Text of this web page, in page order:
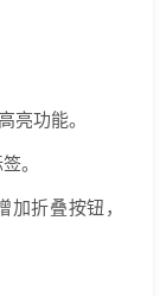
亮功能。
。
加折叠按钮，